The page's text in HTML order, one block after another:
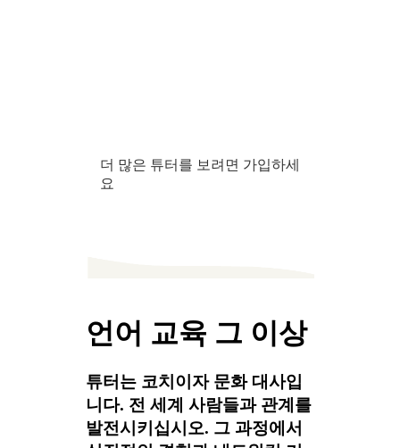
더 많은 튜터를 보려면 가입하세
요
언어 교육 그 이상
튜터는 코치이자 문화 대사입
니다. 전 세계 사람들과 관계를
발전시키십시오. 그 과정에서